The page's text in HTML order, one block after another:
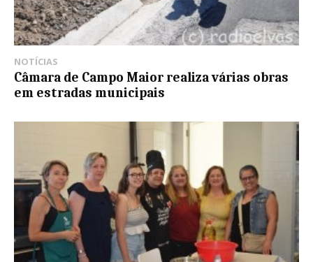
NOTÍCIAS
Câmara de Campo Maior realiza várias obras
em estradas municipais